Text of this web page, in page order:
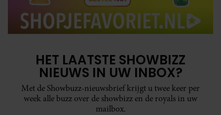
HET LAATSTE SHOWBIZZ
NIEUWS IN UW INBOX?
Met de Showbuzz-nieuwsbrief krijgt u twee keer per
week alle buzz over de showbizz en de royals in uw
mailbox.